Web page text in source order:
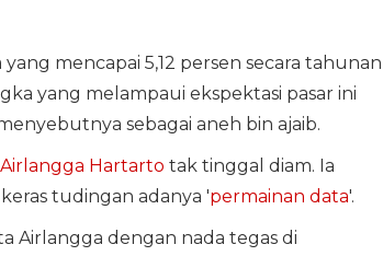
yang mencapai 5,12 persen secara tahunan
yang melampaui ekspektasi pasar ini
sebagai aneh bin ajaib.
Airlangga Hartarto tak tinggal diam. Ia
tudingan adanya 'permainan data'.
Airlangga dengan nada tegas di